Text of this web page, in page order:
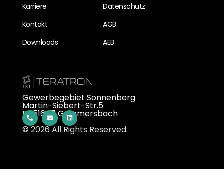
Gewerbegebiet Sonnenberg
Martin-Siebert-Str.5
D-51647 Gummersbach
© 2026 All Rights Reserved.
Karriere
Kontakt
Downloads
Datenschutz
AGB
AEB